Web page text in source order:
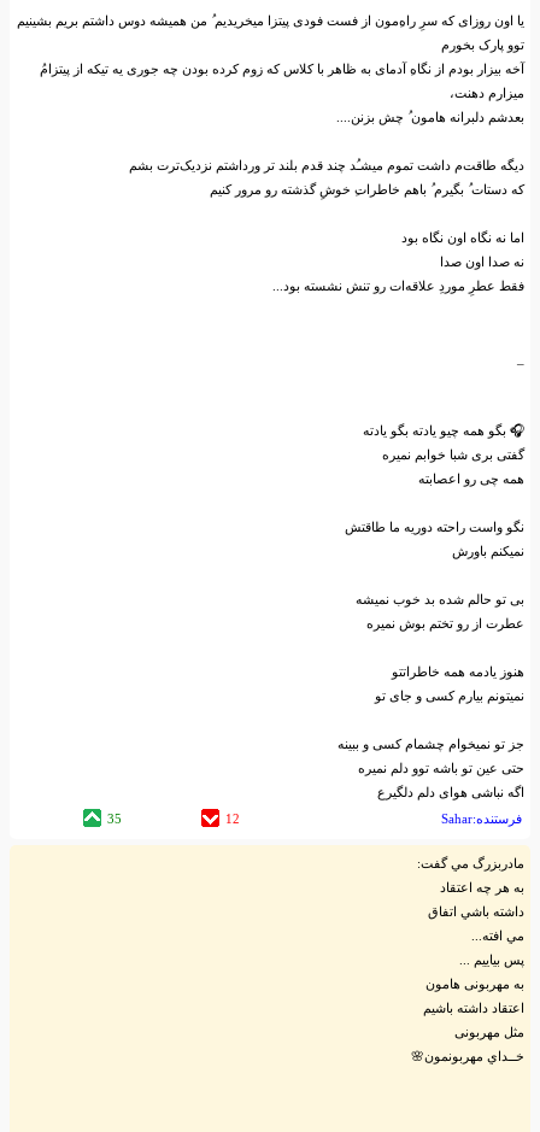
یا اون روزای که سر‌ِ راه‌‌ِمون از فست فودی پیتزا میخریدیم ‌ُ من همیشه دوس داشتم بریم بشینیم
توو پارک بخورم
آخه بیزار بودم از نگاه‌‌ِ آدمای به ظاهر با کلاس که زوم کرده بودن چه جوری یه تیکه از پیتزام‌ُ
میزارم دهنت،
بعدشم ‌دلبرانه هامون ‌ُ چش بزنن....
دیگه طاقت‌م داشت تموم میشـُد چند قدم بلند تر ورداشتم نزدیک‌ترت بشم
که دستات ‌ُ بگیرم ‌ُ باهم خاطرات‌‌ِ خوش‌ِ گذشته رو مرور کنیم
اما نه نگاه اون نگاه بود
نه صدا اون صدا
فقط عطر‌ِ مورد‌ِ علاقه‌ات رو تنش نشسته بود...
🎧 بگو همه چیو یادته بگو یادته
گفتی بری شبا خوابم نمیره
همه چی رو اعصابته
نگو واست راحته دوریه ما طاقتش
نمیکنم باورش
بی تو حالم شده بد خوب نمیشه
عطرت از رو تختم بوش نمیره
هنوز یادمه همه خاطراتتو
نمیتونم بیارم کسی و جای تو
جز تو نمیخوام چشمام کسی و ببینه
حتی عین تو باشه توو دلم نمیره
اگه نباشی هوای دلم دلگیرع
فرستنده:Sahar
12
35
مادربزرگ مي گفت:
به هر چه اعتقاد
داشته باشي اتفاق
مي افته...
پس بیایيم ...
به مهربونی هامون
اعتقاد داشته باشیم
مثل مهربونی
خــداي مهربونمون🌸